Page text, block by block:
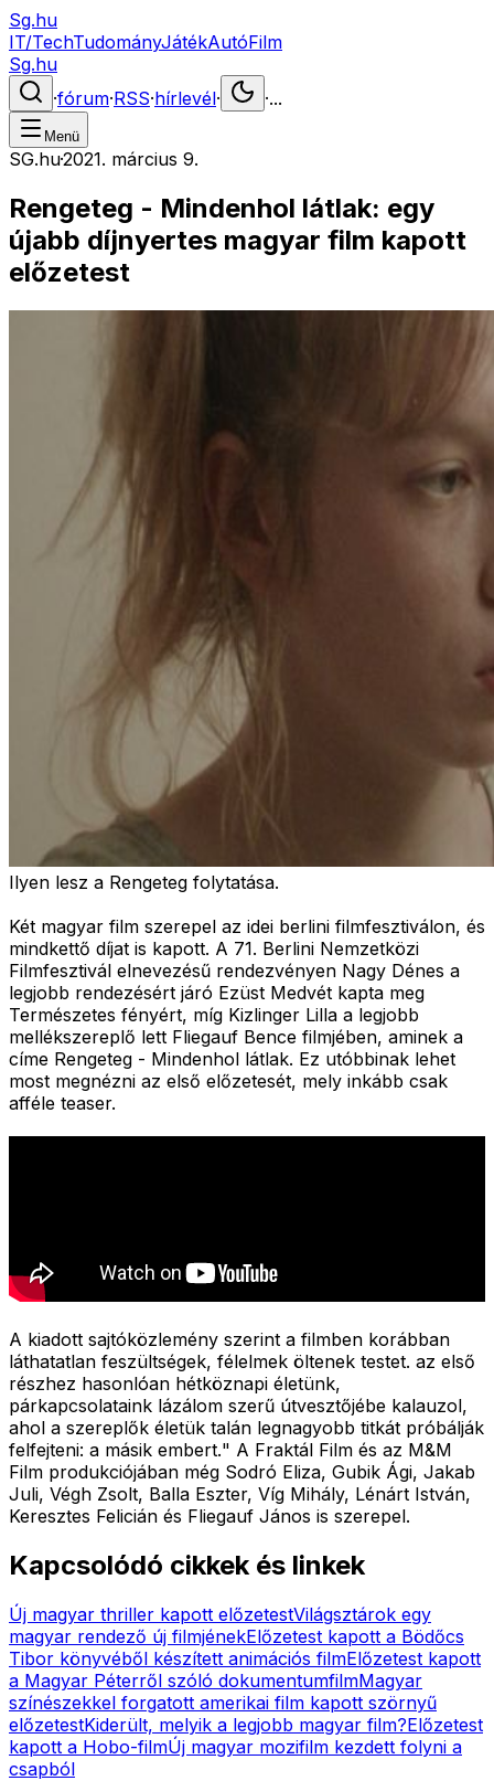
Sg.hu
IT/TechTudományJátékAutóFilm
Sg.hu
·fórum·RSS·hírlevél· ·...
Menü
SG.hu·2021. március 9.
Rengeteg - Mindenhol látlak: egy
újabb díjnyertes magyar film kapott
előzetest
Ilyen lesz a Rengeteg folytatása.
Két magyar film szerepel az idei berlini filmfesztiválon, és
mindkettő díjat is kapott. A 71. Berlini Nemzetközi
Filmfesztivál elnevezésű rendezvényen Nagy Dénes a
legjobb rendezésért járó Ezüst Medvét kapta meg
Természetes fényért, míg Kizlinger Lilla a legjobb
mellékszereplő lett Fliegauf Bence filmjében, aminek a
címe Rengeteg - Mindenhol látlak. Ez utóbbinak lehet
most megnézni az első előzetesét, mely inkább csak
afféle teaser.
A kiadott sajtóközlemény szerint a filmben korábban
láthatatlan feszültségek, félelmek öltenek testet. az első
részhez hasonlóan hétköznapi életünk,
párkapcsolataink lázálom szerű útvesztőjébe kalauzol,
ahol a szereplők életük talán legnagyobb titkát próbálják
felfejteni: a másik embert." A Fraktál Film és az M&M
Film produkciójában még Sodró Eliza, Gubik Ági, Jakab
Juli, Végh Zsolt, Balla Eszter, Víg Mihály, Lénárt István,
Keresztes Felicián és Fliegauf János is szerepel.
Kapcsolódó cikkek és linkek
Új magyar thriller kapott előzetestVilágsztárok egy
magyar rendező új filmjénekElőzetest kapott a Bödőcs
Tibor könyvéből készített animációs filmElőzetest kapott
a Magyar Péterről szóló dokumentumfilmMagyar
színészekkel forgatott amerikai film kapott szörnyű
előzetestKiderült, melyik a legjobb magyar film?Előzetest
kapott a Hobo-filmÚj magyar mozifilm kezdett folyni a
csapból